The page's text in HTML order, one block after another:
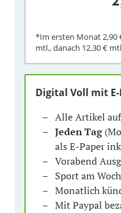
*Im ersten Monat2,90
mtl., danach 12,30 €
Digital Voll mit
Alle Artikel
Jeden Tag
als E-Paper
Vorabend
Sport am
Monatlich
Mit Paypal